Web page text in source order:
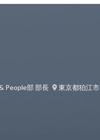
People部 部長
東京都狛江市